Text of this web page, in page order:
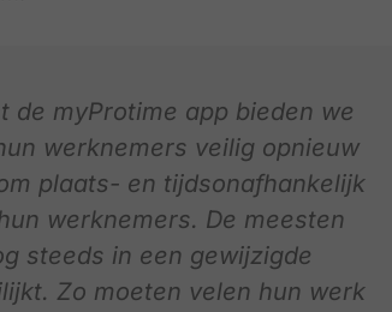
de myProtime app bieden we
werknemers veilig opnieuw
plaats- en tijdsonafhankelijk
werknemers. De meesten
steeds in een gewijzigde
Zo moeten velen hun werk